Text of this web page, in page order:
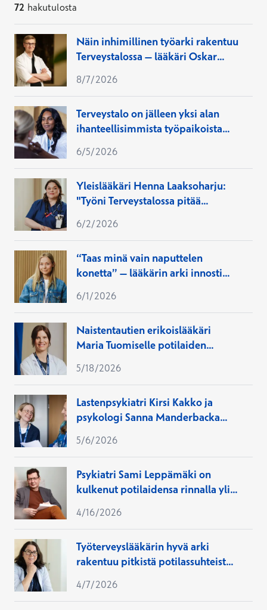
72 hakutulosta
Näin inhimillinen työarki rakentuu
Terveystalossa – lääkäri Oskar
”Näkee konkreettisesti
onnistumiset”
8/7/2026
Terveystalo on jälleen yksi alan
ihanteellisimmista työpaikoista
opiskelijoiden keskuudessa
6/5/2026
Yleislääkäri Henna Laaksoharju:
"Työni Terveystalossa pitää
6/2/2026
“Taas minä vain naputtelen
konetta” – lääkärin arki innosti
teknologiakehitykseen
6/1/2026
Naistentautien erikoislääkäri
Maria Tuomiselle potilaiden
5/18/2026
Lastenpsykiatri Kirsi Kakko ja
psykologi Sanna Manderbacka
5/6/2026
Psykiatri Sami Leppämäki on
kulkenut potilaidensa rinnalla yli
4/16/2026
Työterveyslääkärin hyvä arki
rakentuu pitkistä potilassuhteista
4/7/2026